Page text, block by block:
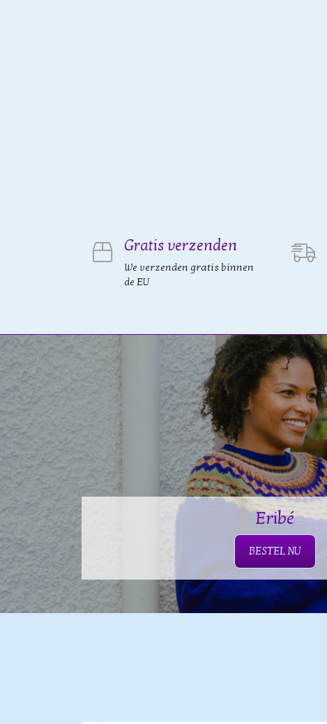
Gratis verzenden
We verzenden gratis binnen
de EU
Eribé
BESTEL NU